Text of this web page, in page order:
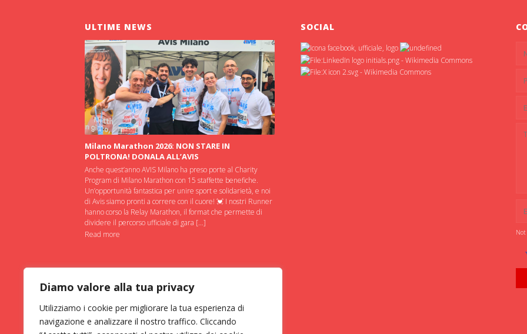
Diamo valore alla tua privacy
Utilizziamo i cookie per migliorare la tua esperienza di
navigazione e analizzare il nostro traffico. Cliccando
ULTIME NEWS
Milano Marathon 2026: NON STARE IN
POLTRONA! DONALA ALL’AVIS
Anche quest’anno AVIS Milano ha preso porte al Charity
Program di Milano Marathon con 15 staffette benefiche.
Un’opportunità fantastica per unire sport e solidarietà, e noi
di Avis siamo pronti a correre con il cuore! 💓 I nostri Runner
hanno corso la Relay Marathon, il format che permette di
dividere il percorso ufficiale di gara […]
Read more
SOCIAL